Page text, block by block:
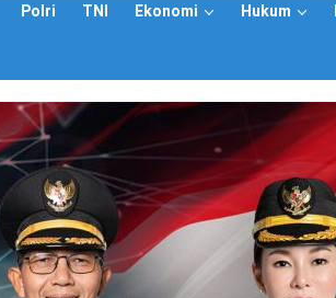
Polri TNI Ekonomi Hukum